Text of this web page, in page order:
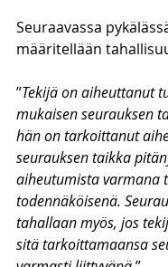
Seuraavassa
määritellään
”Tekijä on aiheuttanut
mukaisen seurauksen
hän on tarkoittanut
seurauksen taikka
aiheutumista varmana
todennäköisenä.
tahallaan myös, jos
sitä tarkoittamaansa